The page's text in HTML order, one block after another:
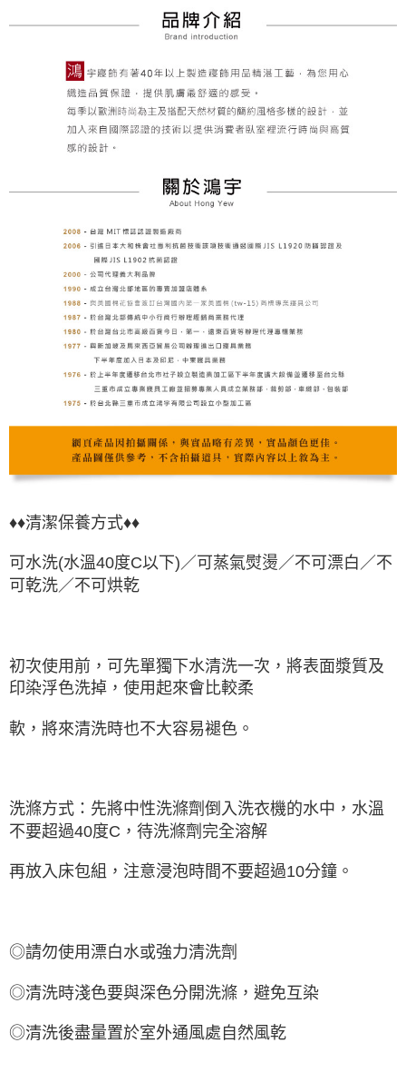
♦♦清潔保養方式♦♦
可水洗(水溫40度C以下)／可蒸氣熨燙／不可漂白／不
可乾洗／不可烘乾
初次使用前，可先單獨下水清洗一次，將表面漿質及
印染浮色洗掉，使用起來會比較柔
軟，將來清洗時也不大容易褪色。
洗滌方式：先將中性洗滌劑倒入洗衣機的水中，水溫
不要超過40度C，待洗滌劑完全溶解
再放入床包組，注意浸泡時間不要超過10分鐘。
◎請勿使用漂白水或強力清洗劑
◎清洗時淺色要與深色分開洗滌，避免互染
◎清洗後盡量置於室外通風處自然風乾